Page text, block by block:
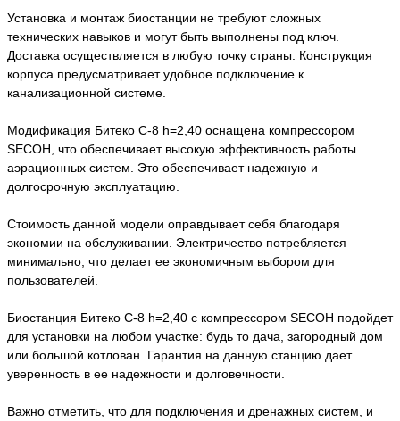
Установка и монтаж биостанции не требуют сложных
технических навыков и могут быть выполнены под ключ.
Доставка осуществляется в любую точку страны. Конструкция
корпуса предусматривает удобное подключение к
канализационной системе.
Модификация Битеко С-8 h=2,40 оснащена компрессором
SECOH, что обеспечивает высокую эффективность работы
аэрационных систем. Это обеспечивает надежную и
долгосрочную эксплуатацию.
Стоимость данной модели оправдывает себя благодаря
экономии на обслуживании. Электричество потребляется
минимально, что делает ее экономичным выбором для
пользователей.
Биостанция Битеко С-8 h=2,40 с компрессором SECOH подойдет
для установки на любом участке: будь то дача, загородный дом
или большой котлован. Гарантия на данную станцию дает
уверенность в ее надежности и долговечности.
Важно отметить, что для подключения и дренажных систем, и